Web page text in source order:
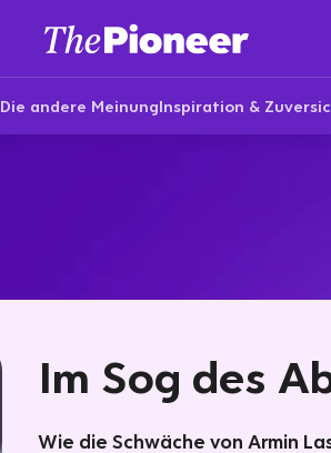
Die andere MeinungInspiration &
Im Sog des
Wie die Schwäche von Armin